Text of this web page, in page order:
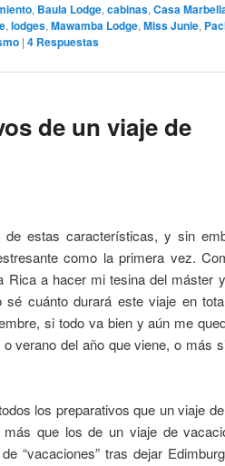
, Baula Lodge, cabinas, Casa
, lodges, Mawamba Lodge, Miss Junie,
| 4 Respuestas
de un viaje de
estas características, y sin
como la primera vez.
a hacer mi tesina del máster
cuánto durará este viaje en
si todo va bien y aún me
verano del año que viene, o más
los preparativos que un viaje
que los de un viaje de
“vacaciones” tras dejar